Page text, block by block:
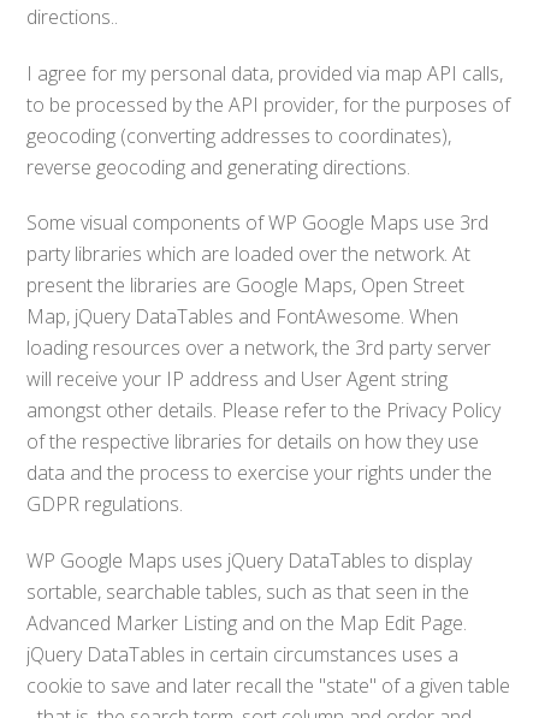
directions..
I agree for my personal data, provided via map API calls,
to be processed by the API provider, for the purposes of
geocoding (converting addresses to coordinates),
reverse geocoding and generating directions.
Some visual components of WP Google Maps use 3rd
party libraries which are loaded over the network. At
present the libraries are Google Maps, Open Street
Map, jQuery DataTables and FontAwesome. When
loading resources over a network, the 3rd party server
will receive your IP address and User Agent string
amongst other details. Please refer to the Privacy Policy
of the respective libraries for details on how they use
data and the process to exercise your rights under the
GDPR regulations.
WP Google Maps uses jQuery DataTables to display
sortable, searchable tables, such as that seen in the
Advanced Marker Listing and on the Map Edit Page.
jQuery DataTables in certain circumstances uses a
cookie to save and later recall the "state" of a given table